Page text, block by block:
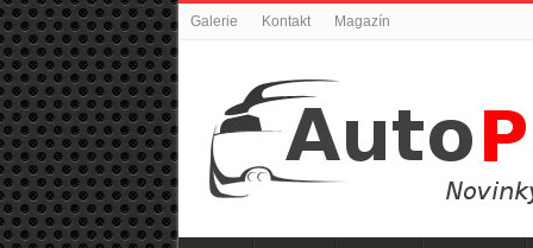
Galerie Kontakt Magazín